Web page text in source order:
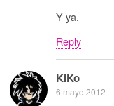
Y ya.
Reply
KiKo
6 mayo 2012